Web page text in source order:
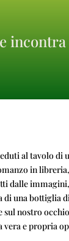
al tavolo di
in
dalle
di una bottiglia
nostro
e propria